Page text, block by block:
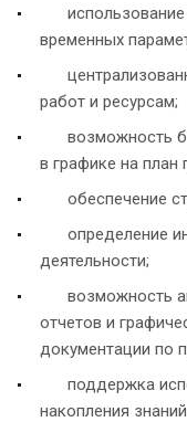
временных
работ и ресурсам;
возможность
в графике на план
обеспечение
определение
деятельности;
возможность
отчетов и
документации по
поддержка
накопления